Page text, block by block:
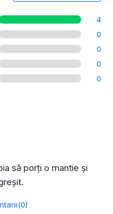
4
0
0
0
0
să porți o mantie și